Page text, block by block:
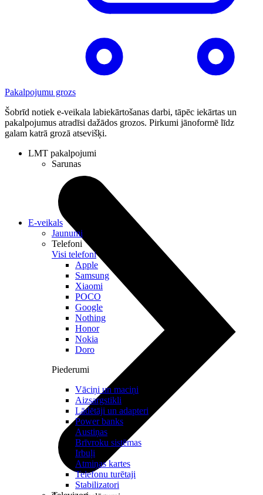
Pakalpojumu grozs
Šobrīd notiek e-veikala labiekārtošanas darbi, tāpēc iekārtas un
pakalpojumus atradīsi dažādos grozos. Pirkumi jānoformē līdz
galam katrā grozā atsevišķi.
LMT pakalpojumi
Sarunas
E-veikals
Jaunumi
Telefoni
Visi telefoni
Apple
Samsung
Xiaomi
POCO
Google
Nothing
Honor
Nokia
Doro
Piederumi
Vāciņi un maciņi
Aizsargstikli
Lādētāji un adapteri
Power banks
Austiņas
Brīvroku sistēmas
Irbuļi
Atmiņas kartes
Telefonu turētaji
Stabilizatori